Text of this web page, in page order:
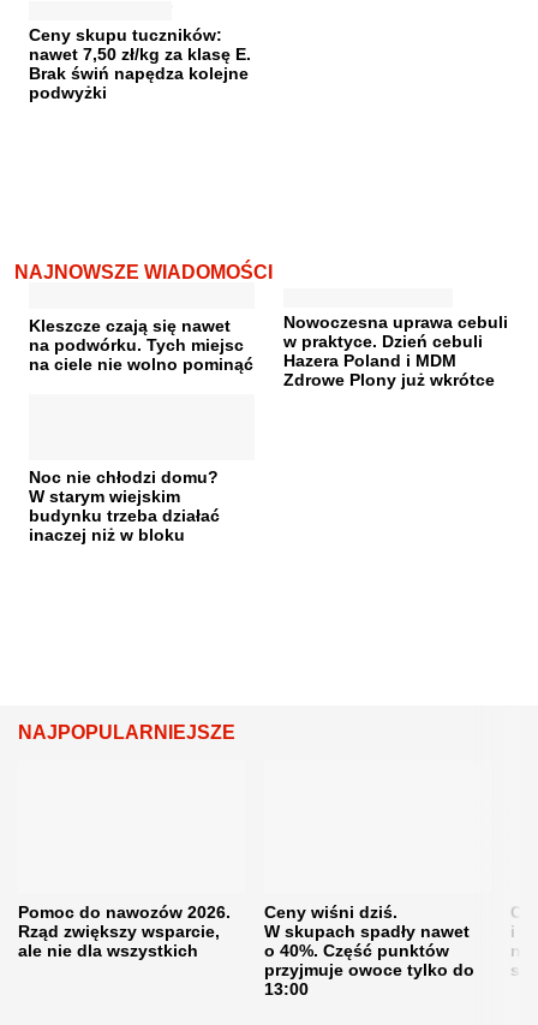
Ceny skupu tuczników:
nawet 7,50 zł/kg za klasę E.
Brak świń napędza kolejne
podwyżki
NAJNOWSZE WIADOMOŚCI
Kleszcze czają się nawet
na podwórku. Tych miejsc
na ciele nie wolno pominąć
Nowoczesna uprawa cebuli
w praktyce. Dzień cebuli
Hazera Poland i MDM
Zdrowe Plony już wkrótce
Noc nie chłodzi domu?
W starym wiejskim
budynku trzeba działać
inaczej niż w bloku
NAJPOPULARNIEJSZE
Pomoc do nawozów 2026.
Rząd zwiększy wsparcie,
ale nie dla wszystkich
Ceny wiśni dziś.
W skupach spadły nawet
o 40%. Część punktów
przyjmuje owoce tylko do
13:00
i